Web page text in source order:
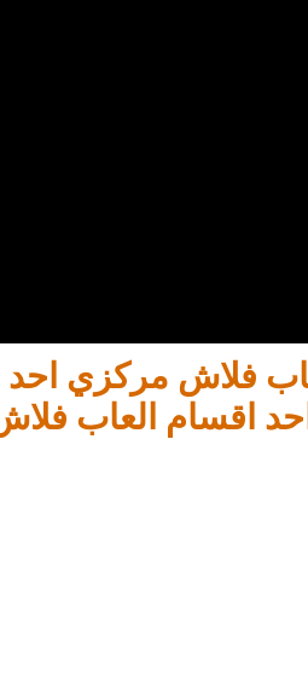
فلاش مركزي احد
اقسام العاب